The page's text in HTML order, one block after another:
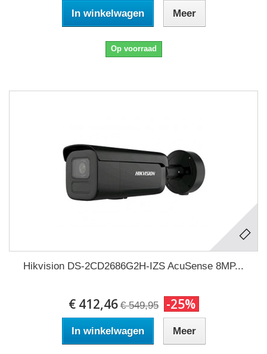
In winkelwagen Meer
Op voorraad
Hikvision DS-2CD2686G2H-IZS AcuSense 8MP...
€ 412,46 € 549,95 -25%
In winkelwagen Meer